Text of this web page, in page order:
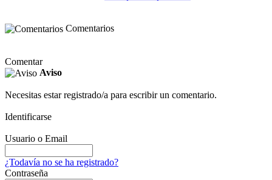
Comentarios
Comentar
Aviso
Necesitas estar registrado/a para escribir un comentario.
Identificarse
Usuario o Email
¿Todavía no se ha registrado?
Contraseña